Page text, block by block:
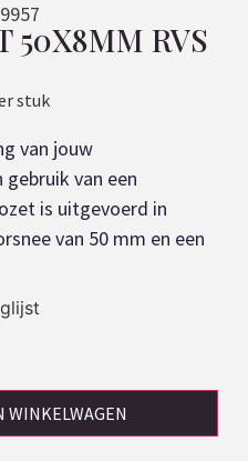
50X8MM RVS
stuk
van jouw
van een
is uitgevoerd in
van 50 mm en een
WINKELWAGEN